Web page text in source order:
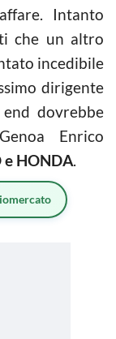
Intanto
che un altro
incedibile
dirigente
dovrebbe
Enrico
e HONDA.